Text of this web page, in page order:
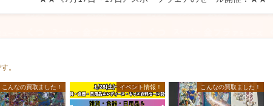
。
こんなの買取ました！ イベント情報！ こんなの買取ました！